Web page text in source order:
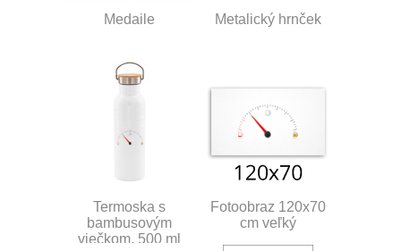
Medaile Metalický hrnček
Termoska s
bambusovým
viečkom, 500 ml
Fotoobraz 120x70
cm veľký